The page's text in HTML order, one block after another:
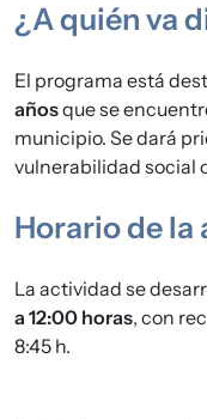
¿A quién va
El programa está
añosque se
municipio. Se dará
vulnerabilidad social
Horario de la
La actividad se
a 12:00 horas, con
8:45 h.